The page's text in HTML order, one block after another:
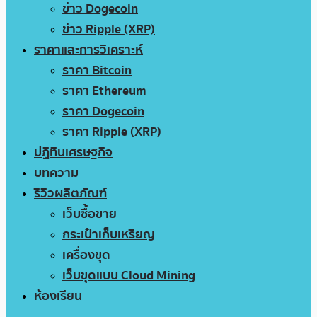
ข่าว Dogecoin
ข่าว Ripple (XRP)
ราคาและการวิเคราะห์
ราคา Bitcoin
ราคา Ethereum
ราคา Dogecoin
ราคา Ripple (XRP)
ปฏิทินเศรษฐกิจ
บทความ
รีวิวผลิตภัณฑ์
เว็บซื้อขาย
กระเป๋าเก็บเหรียญ
เครื่องขุด
เว็บขุดแบบ Cloud Mining
ห้องเรียน